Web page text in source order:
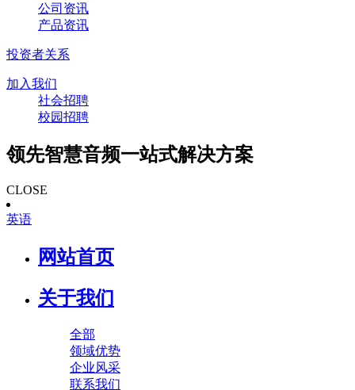
公司资讯
产品资讯
投资者关系
加入我们
社会招聘
校园招聘
领先智慧音频一站式解决方案
CLOSE
英语
网站首页
关于我们
全部
领域优势
企业风采
联系我们